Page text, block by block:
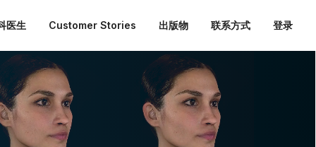
医生 Customer Stories 出版物 联系方式 登录